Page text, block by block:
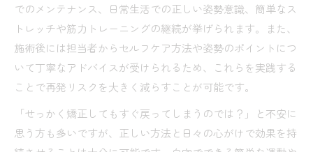
でのメンテナンス、日常生活での正しい姿勢意識、簡単なス
トレッチや筋力トレーニングの継続が挙げられます。また、
施術後には担当者からセルフケア方法や姿勢のポイントにつ
いて丁寧なアドバイスが受けられるため、これらを実践する
ことで再発リスクを大きく減らすことが可能です。
「せっかく矯正してもすぐ戻ってしまうのでは？」と不安に
思う方も多いですが、正しい方法と日々の心がけで効果を持